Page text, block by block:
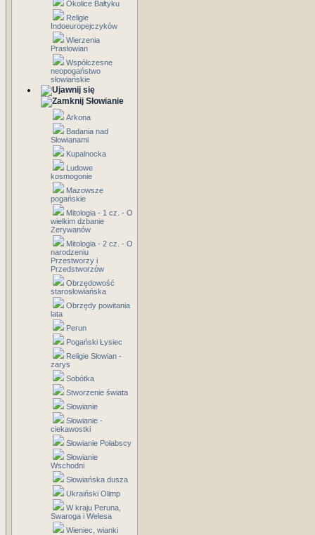
Okolice Bałtyku
Religie
Indoeuropejczyków
Wierzenia
Prasłowian
Współczesne
neopogaństwo
słowiańskie
Słowianie
Arkona
Badania nad
Słowianami
Kupalnocka
Ludowe
kosmogonie
Mazowsze
pogańskie
Mitologia - 1 cz. - O
wielkim dzbanie
Zerywanów
Mitologia - 2 cz. - O
narodzeniu
Przestworzy i
Przedstworzów
Obrzędowość
starosłowiańska
Obrzędy powitania
lata
Perun
Pogański Łysiec
Religie Słowian -
zarys
Sobótka
Stworzenie świata
Słowianie
Słowianie -
ciekawostki
Słowianie Połabscy
Słowianie
Wschodni
Słowiańska dusza
Ukraiński Olimp
W kraju Peruna,
Swaroga i Welesa
Wieniec, wianki